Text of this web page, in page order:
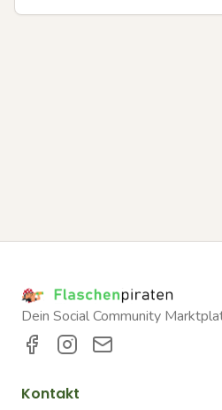
Dein Social Community
Kontakt